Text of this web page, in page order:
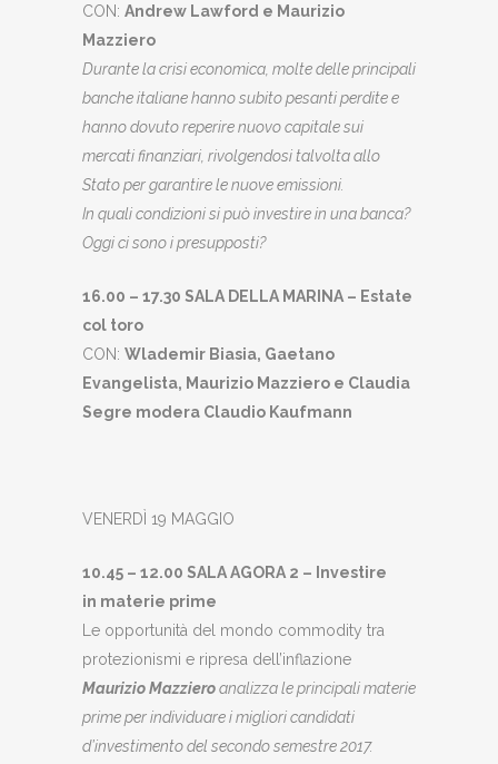
CON: Andrew Lawford e Maurizio
Mazziero
Durante la crisi economica, molte delle principali
banche italiane hanno subito pesanti perditee
hanno dovuto reperire nuovo capitale sui
mercati finanziari, rivolgendosi talvolta allo
Statoper garantire le nuove emissioni.
In quali condizioni si può investire in una banca?
Oggi ci sono i presupposti?
16.00 – 17.30 SALA DELLA MARINA – Estate
col toro
CON: Wlademir Biasia, Gaetano
Evangelista, Maurizio Mazziero e Claudia
Segre modera Claudio Kaufmann
VENERDÌ 19 MAGGIO
10.45 – 12.00 SALA AGORA 2 – Investire
in materie prime
Le opportunità del mondo commodity tra
protezionismi e ripresa dell’inflazione
Maurizio Mazzieroanalizza le principali materie
prime per individuare i migliori candidati
d’investimento del secondo semestre 2017.